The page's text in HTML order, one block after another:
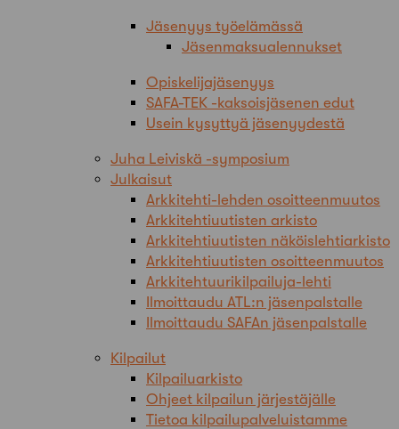
Jäsenyys työelämässä
Jäsenmaksualennukset
Opiskelijajäsenyys
SAFA-TEK -kaksoisjäsenen edut
Usein kysyttyä jäsenyydestä
Juha Leiviskä -symposium
Julkaisut
Arkkitehti-lehden osoitteenmuutos
Arkkitehtiuutisten arkisto
Arkkitehtiuutisten näköislehtiarkisto
Arkkitehtiuutisten osoitteenmuutos
Arkkitehtuurikilpailuja-lehti
Ilmoittaudu ATL:n jäsenpalstalle
Ilmoittaudu SAFAn jäsenpalstalle
Kilpailut
Kilpailuarkisto
Ohjeet kilpailun järjestäjälle
Tietoa kilpailupalveluistamme